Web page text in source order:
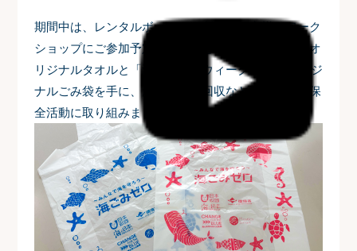
期間中は、レンタルボートをご利用のお客様やワーク
ショップにご参加予定のお客様と一緒に、マリーナオ
リジナルタオルと「海ごみゼロウィーク2026」オリジ
ナルごみ袋を手に、海洋ごみの回収など海洋環境の保
全活動に取り組みました。